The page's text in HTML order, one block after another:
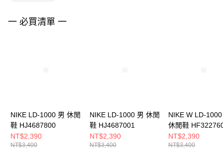
４．使用「AFTEE先享後付」時，將依據個別帳號之用戶狀況，依本公司即
一 必買清單 一
NIKE LD-1000 男 休閒
鞋 HJ4687800
NT$2,390
NT$3,400
NIKE LD-1000 男 休閒
鞋 HJ4687001
NT$2,390
NT$3,400
NIKE W LD-
休閒鞋
NT$2,390
NT$3,400